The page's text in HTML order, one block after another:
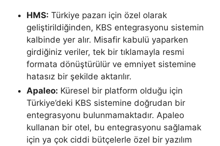
HMS: Türkiye pazarı için özel olarak
geliştirildiğinden, KBS entegrasyonu sistemin
kalbinde yer alır. Misafir kabulü yaparken
girdiğiniz veriler, tek bir tıklamayla resmi
formata dönüştürülür ve emniyet sistemine
hatasız bir şekilde aktarılır.
Apaleo: Küresel bir platform olduğu için
Türkiye’deki KBS sistemine doğrudan bir
entegrasyonu bulunmamaktadır. Apaleo
kullanan bir otel, bu entegrasyonu sağlamak
için ya çok ciddi bütçelerle özel bir yazılım